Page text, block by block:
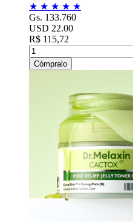
★ ★ ★ ★ ★
Gs. 133.760
USD 22.00
R$ 115,72
Cómpralo